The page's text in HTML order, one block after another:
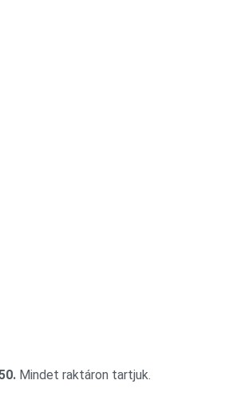
Mindet raktáron tartjuk.